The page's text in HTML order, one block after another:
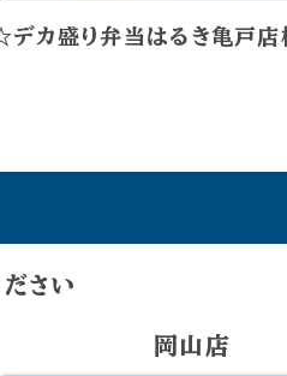
デカ盛り弁当はるき亀戸
さい
岡山店